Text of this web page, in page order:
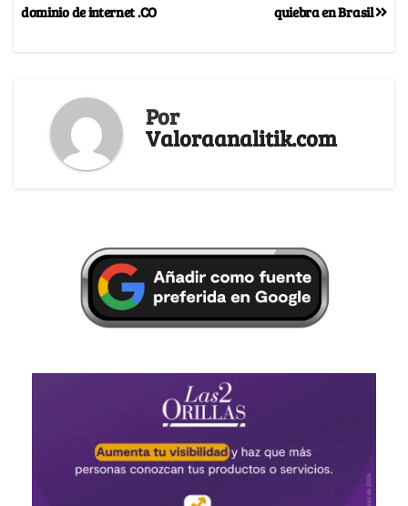
quiebra en Brasil
dominio de internet .CO
Por
Valoraanalitik.com